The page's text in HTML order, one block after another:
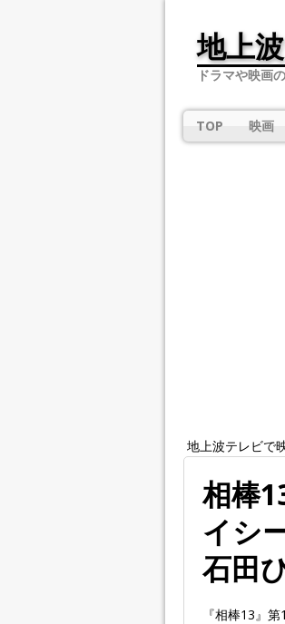
地上
ドラマや映画
TOP 映画
地上波テレビで
相棒
イシ
石田
『相棒13』